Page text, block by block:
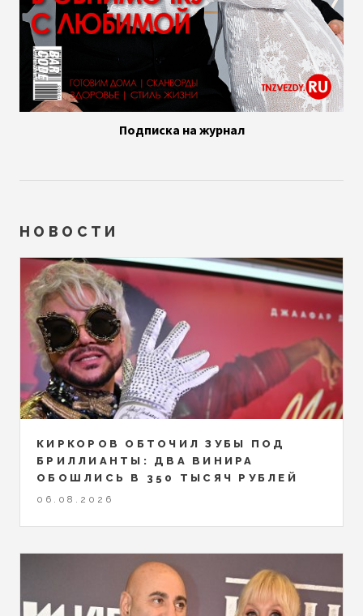
Подписка на журнал
НОВОСТИ
КИРКОРОВ ОБТОЧИЛ ЗУБЫ ПОД
БРИЛЛИАНТЫ: ДВА ВИНИРА
ОБОШЛИСЬ В 350 ТЫСЯЧ РУБЛЕЙ
06.08.2026